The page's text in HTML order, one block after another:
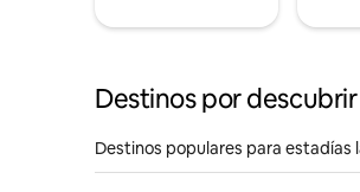
Destinos por descubrir
Destinos populares para estadías